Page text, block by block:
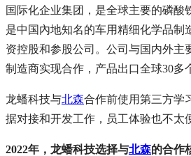
国际化企业集团，是全球主要的磷酸
是中国內地知名的车用精细化学品制
资控股和参股公司。公司与国内外主
制造商实现合作，产品出口全球30多
龙蟠科技与北森合作前使用第三方学
据对接和开发工作，员工体验也不太
2022年，龙蟠科技选择与北森的合作